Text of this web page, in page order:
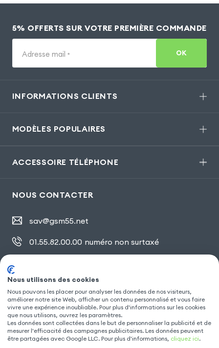
5% OFFERTS SUR VOTRE PREMIÈRE COMMANDE
Adresse mail * OK
INFORMATIONS CLIENTS
MODÈLES POPULAIRES
ACCESSOIRE TÉLÉPHONE
NOUS CONTACTER
sav@gsm55.net
01.55.82.00.00 numéro non surtaxé
SUIVEZ NOUS
Nous utilisons des cookies
Nous pouvons les placer pour analyser les données de nos visiteurs,
améliorer notre site Web, afficher un contenu personnalisé et vous faire
vivre une expérience inoubliable. Pour plus d'informations sur les cookies
que nous utilisons, ouvrez les paramètres.
Les données sont collectées dans le but de personnaliser la publicité et de
mesurer l'efficacité des campagnes publicitaires. Les données peuvent
être partagées avec Google LLC. Pour plus d'informations, cliquez ici.